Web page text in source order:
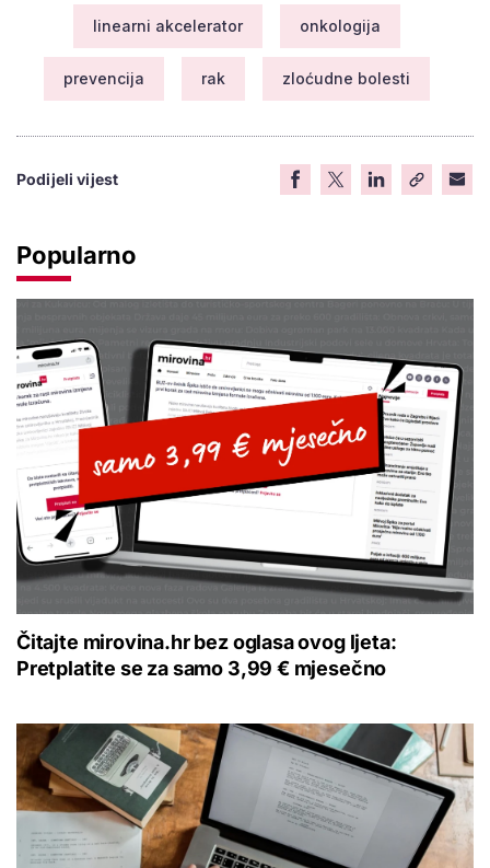
linearni akcelerator onkologija
prevencija rak zloćudne bolesti
Podijeli vijest
Popularno
Čitajte mirovina.hr bez oglasa ovog ljeta:
Pretplatite se za samo 3,99 € mjesečno